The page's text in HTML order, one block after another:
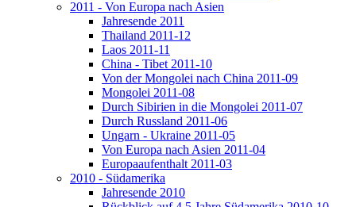
2011 - Von Europa nach Asien
Jahresende 2011
Thailand 2011-12
Laos 2011-11
China - Tibet 2011-10
Von der Mongolei nach China 2011-09
Mongolei 2011-08
Durch Sibirien in die Mongolei 2011-07
Durch Russland 2011-06
Ungarn - Ukraine 2011-05
Von Europa nach Asien 2011-04
Europaaufenthalt 2011-03
2010 - Südamerika
Jahresende 2010